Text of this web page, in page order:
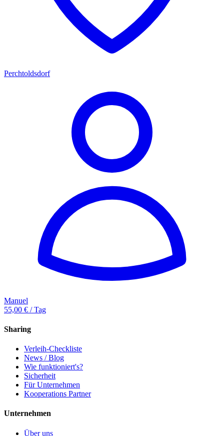
Perchtoldsdorf
Manuel
55,00 € / Tag
Sharing
Verleih-Checkliste
News / Blog
Wie funktioniert's?
Sicherheit
Für Unternehmen
Kooperations Partner
Unternehmen
Über uns